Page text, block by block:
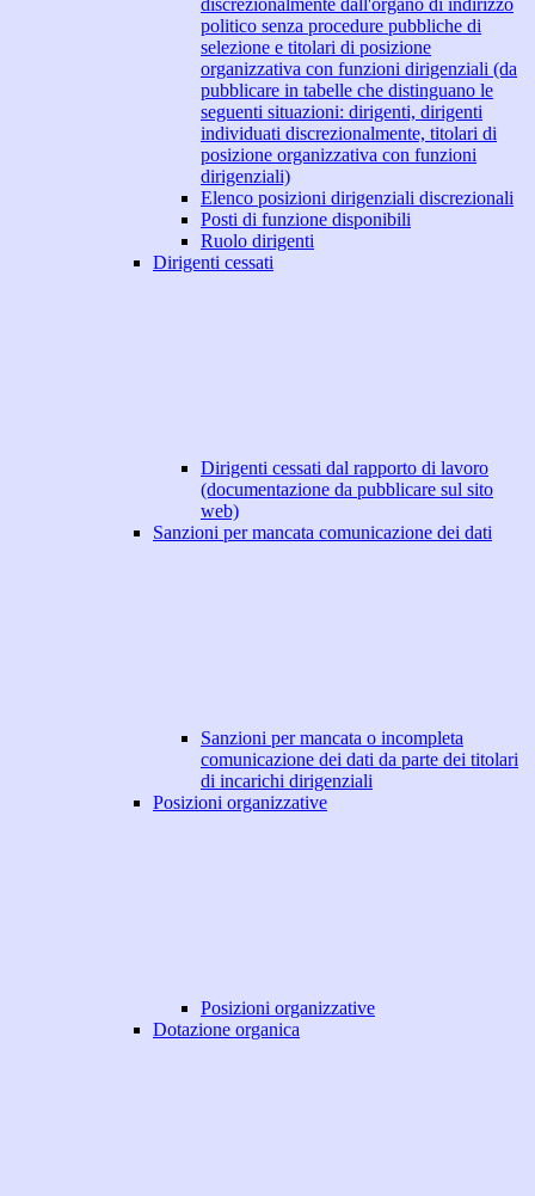
discrezionalmente dall'organo di indirizzo
politico senza procedure pubbliche di
selezione e titolari di posizione
organizzativa con funzioni dirigenziali (da
pubblicare in tabelle che distinguano le
seguenti situazioni: dirigenti, dirigenti
individuati discrezionalmente, titolari di
posizione organizzativa con funzioni
dirigenziali)
Elenco posizioni dirigenziali discrezionali
Posti di funzione disponibili
Ruolo dirigenti
Dirigenti cessati
Dirigenti cessati dal rapporto di lavoro
(documentazione da pubblicare sul sito
web)
Sanzioni per mancata comunicazione dei dati
Sanzioni per mancata o incompleta
comunicazione dei dati da parte dei titolari
di incarichi dirigenziali
Posizioni organizzative
Posizioni organizzative
Dotazione organica